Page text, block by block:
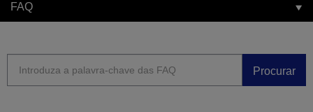
FAQ
Procurar